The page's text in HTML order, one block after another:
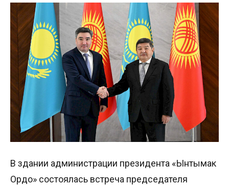
В здании администрации президента «Ынтымак
Ордо» состоялась встреча председателя